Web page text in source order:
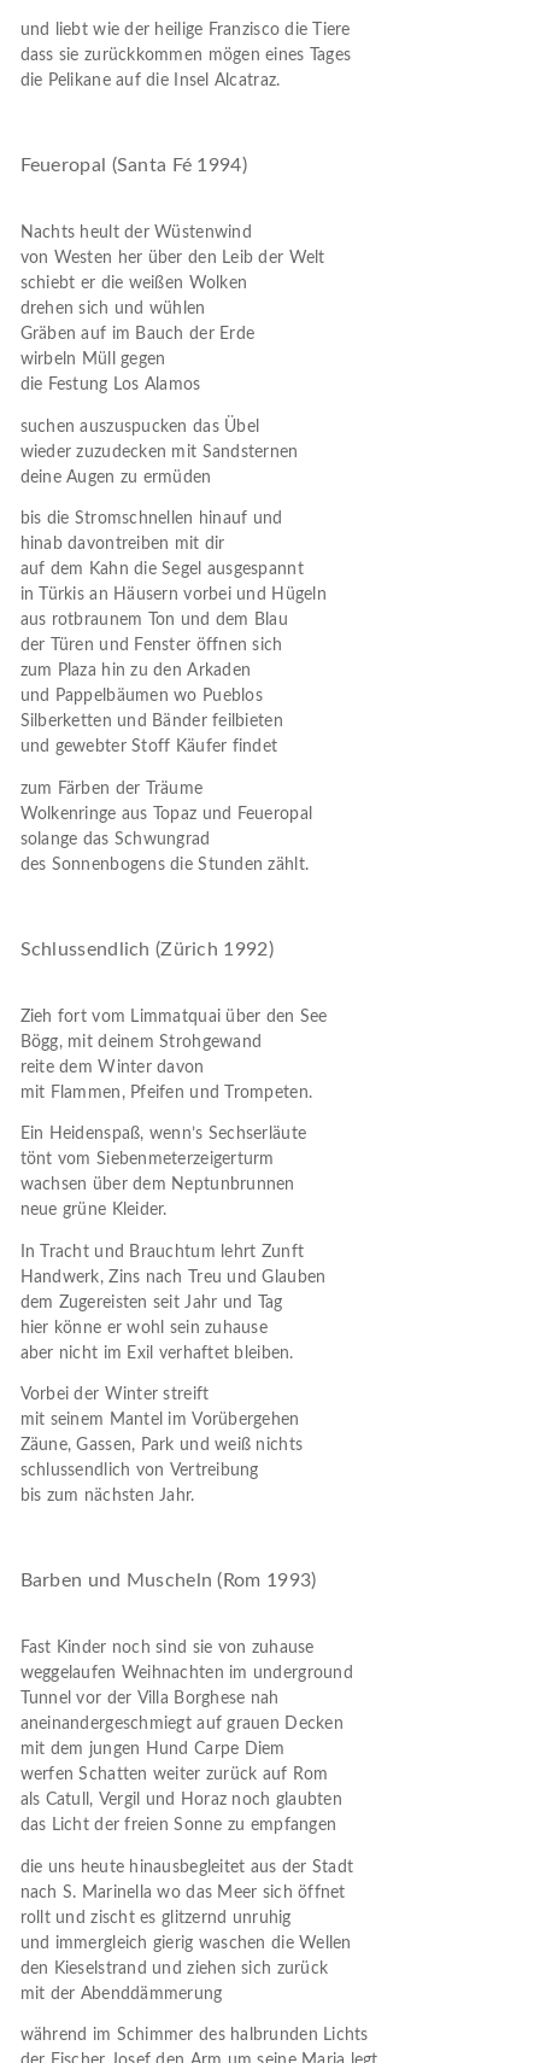
und liebt wie der heilige Franzisco die Tiere
dass sie zurückkommen mögen eines Tages
die Pelikane auf die Insel Alcatraz.
Feueropal (Santa Fé 1994)
Nachts heult der Wüstenwind
von Westen her über den Leib der Welt
schiebt er die weißen Wolken
drehen sich und wühlen
Gräben auf im Bauch der Erde
wirbeln Müll gegen
die Festung Los Alamos
suchen auszuspucken das Übel
wieder zuzudecken mit Sandsternen
deine Augen zu ermüden
bis die Stromschnellen hinauf und
hinab davontreiben mit dir
auf dem Kahn die Segel ausgespannt
in Türkis an Häusern vorbei und Hügeln
aus rotbraunem Ton und dem Blau
der Türen und Fenster öffnen sich
zum Plaza hin zu den Arkaden
und Pappelbäumen wo Pueblos
Silberketten und Bänder feilbieten
und gewebter Stoff Käufer findet
zum Färben der Träume
Wolkenringe aus Topaz und Feueropal
solange das Schwungrad
des Sonnenbogens die Stunden zählt.
Schlussendlich (Zürich 1992)
Zieh fort vom Limmatquai über den See
Bögg, mit deinem Strohgewand
reite dem Winter davon
mit Flammen, Pfeifen und Trompeten.
Ein Heidenspaß, wenn’s Sechserläute
tönt vom Siebenmeterzeigerturm
wachsen über dem Neptunbrunnen
neue grüne Kleider.
In Tracht und Brauchtum lehrt Zunft
Handwerk, Zins nach Treu und Glauben
dem Zugereisten seit Jahr und Tag
hier könne er wohl sein zuhause
aber nicht im Exil verhaftet bleiben.
Vorbei der Winter streift
mit seinem Mantel im Vorübergehen
Zäune, Gassen, Park und weiß nichts
schlussendlich von Vertreibung
bis zum nächsten Jahr.
Barben und Muscheln (Rom 1993)
Fast Kinder noch sind sie von zuhause
weggelaufen Weihnachten im underground
Tunnel vor der Villa Borghese nah
aneinandergeschmiegt auf grauen Decken
mit dem jungen Hund Carpe Diem
werfen Schatten weiter zurück auf Rom
als Catull, Vergil und Horaz noch glaubten
das Licht der freien Sonne zu empfangen
die uns heute hinausbegleitet aus der Stadt
nach S. Marinella wo das Meer sich öffnet
rollt und zischt es glitzernd unruhig
und immergleich gierig waschen die Wellen
den Kieselstrand und ziehen sich zurück
mit der Abenddämmerung
während im Schimmer des halbrunden Lichts